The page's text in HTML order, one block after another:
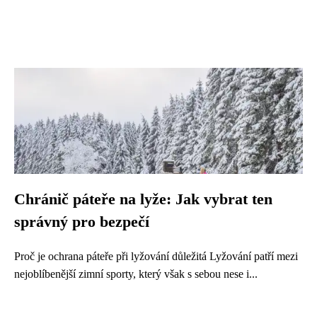
Chránič páteře na lyže: Jak vybrat ten
správný pro bezpečí
Proč je ochrana páteře při lyžování důležitá Lyžování patří mezi
nejoblíbenější zimní sporty, který však s sebou nese i...